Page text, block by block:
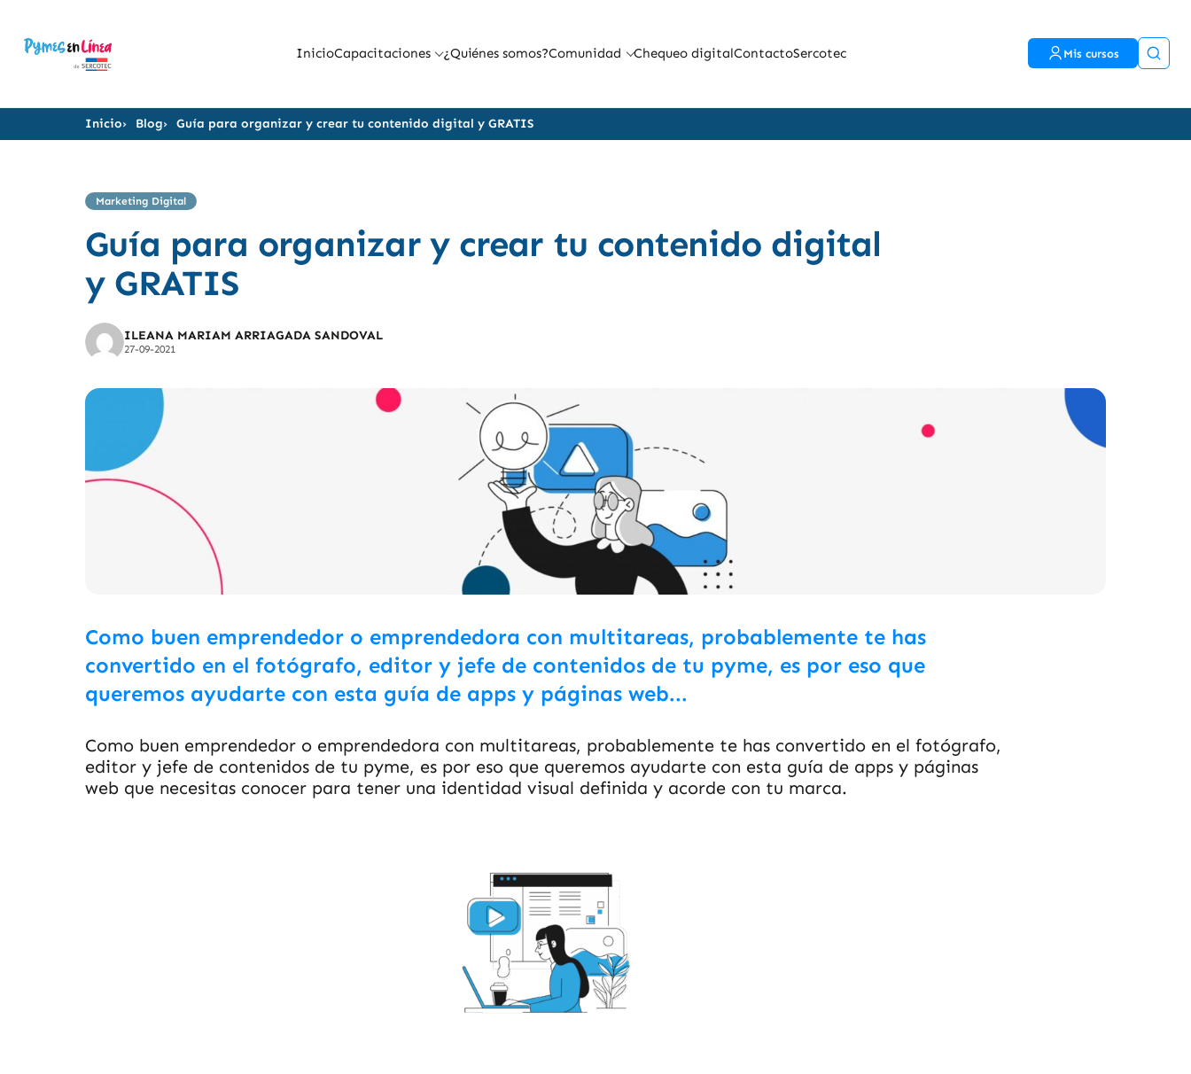
InicioCapacitaciones ¿Quiénes somos?Comunidad Chequeo digitalContactoSercotec Mis cursos
Inicio Blog Guía para organizar y crear tu contenido digital y GRATIS
Marketing Digital
Guía para organizar y crear tu contenido digital
y GRATIS
ILEANA MARIAM ARRIAGADA SANDOVAL
27-09-2021
Como buen emprendedor o emprendedora con multitareas, probablemente te has
convertido en el fotógrafo, editor y jefe de contenidos de tu pyme, es por eso que
queremos ayudarte con esta guía de apps y páginas web...
Como buen emprendedor o emprendedora con multitareas, probablemente te has convertido en el fotógrafo,
editor y jefe de contenidos de tu pyme, es por eso que queremos ayudarte con esta guía de apps y páginas
web que necesitas conocer para tener una identidad visual definida y acorde con tu marca.